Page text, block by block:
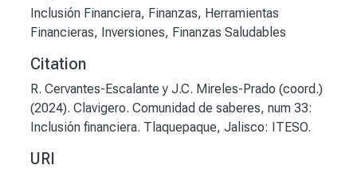
Inclusión Financiera, Finanzas, Herramientas
Financieras, Inversiones, Finanzas Saludables
Citation
R. Cervantes-Escalante y J.C. Mireles-Prado (coord.)
(2024). Clavigero. Comunidad de saberes, num 33:
Inclusión financiera. Tlaquepaque, Jalisco: ITESO.
URI